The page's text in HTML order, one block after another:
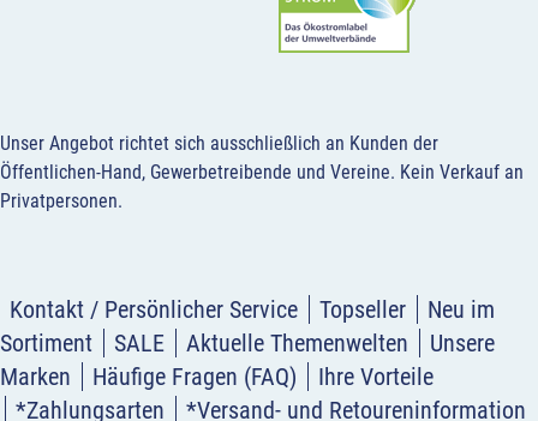
Unser Angebot richtet sich ausschließlich an Kunden der
Öffentlichen-Hand, Gewerbetreibende und Vereine. Kein Verkauf an
Privatpersonen.
Kontakt / Persönlicher Service Topseller
Neu im
Sortiment
SALE Aktuelle Themenwelten
Unsere
Marken
Häufige Fragen (FAQ)
Ihre Vorteile
*Zahlungsarten
*Versand- und Retoureninformation